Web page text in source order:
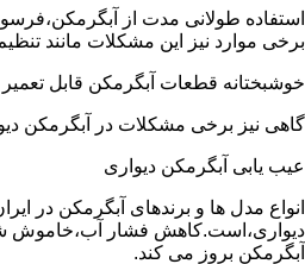
استفاده طولانی مدت از
برخی موارد نیز این مشکلات مانند
خوشبختانه قطعات آبگرمکن قابل
گاهی نیز برخی مشکلات در آبگرمکن
عیب یابی آبگرمکن دیواری
انواع مدل ها و برندهای آبگرمکن در
دیواری،است.کاهش فشار آب،خاموش
آبگرمکن بروز می کند.